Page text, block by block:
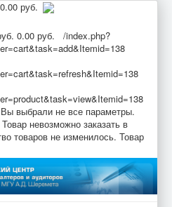
0.00 руб.
0.00 руб.
/index.php?
Вы выбрали не все параметры.
Товар невозможно заказать в
товаров не изменилось. Товар